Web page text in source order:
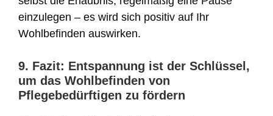
einzulegen – es wird sich positiv auf Ihr
Wohlbefinden auswirken.
9. Fazit: Entspannung ist der Schlüssel,
um das Wohlbefinden von
Pflegebedürftigen zu fördern